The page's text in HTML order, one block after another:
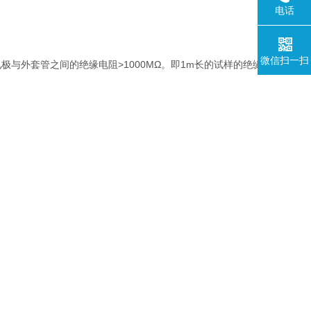
与外套管之间的绝缘电阻>1000MΩ。即1m长的试样的绝缘
电话
微信扫一扫